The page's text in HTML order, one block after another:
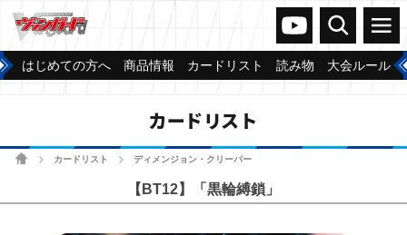
ヴァンガードch
検索 メニュー
はじめての方へ 商品情報 カードリスト 読み物 大会ルール
カードリスト
ホームカードリスト ディメンジョン・クリーパー
【BT12】「黒輪縛鎖」